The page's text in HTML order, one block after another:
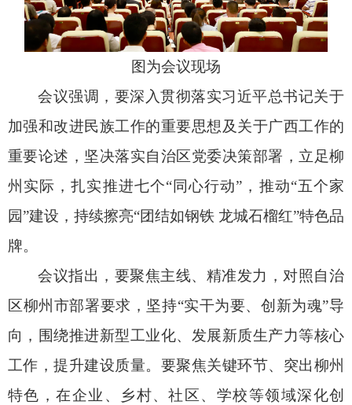
图为会议现场
会议强调，要深入贯彻落实习近平总书记关于
加强和改进民族工作的重要思想及关于广西工作的
重要论述，坚决落实自治区党委决策部署，立足柳
州实际，扎实推进七个“同心行动”，推动“五个家
园”建设，持续擦亮“团结如钢铁 龙城石榴红”特色品
牌。
会议指出，要聚焦主线、精准发力，对照自治
区柳州市部署要求，坚持“实干为要、创新为魂”导
向，围绕推进新型工业化、发展新质生产力等核心
工作，提升建设质量。要聚焦关键环节、突出柳州
特色，在企业、乡村、社区、学校等领域深化创